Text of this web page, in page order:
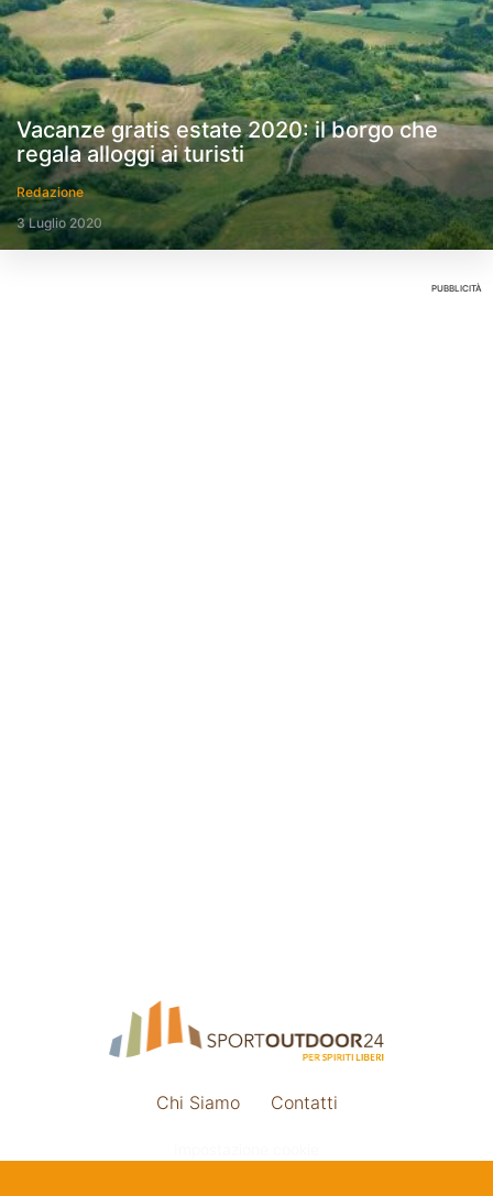
Vacanze gratis estate 2020: il borgo che
regala alloggi ai turisti
Redazione
3 Luglio 2020
PUBBLICITÀ
Chi Siamo Contatti